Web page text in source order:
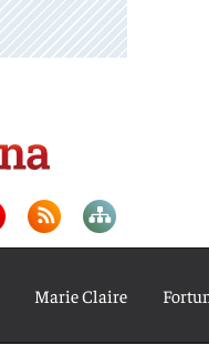
Marie Claire